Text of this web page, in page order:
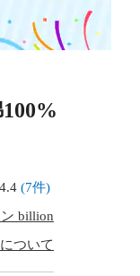
4.4 (7件)
billion
ついて